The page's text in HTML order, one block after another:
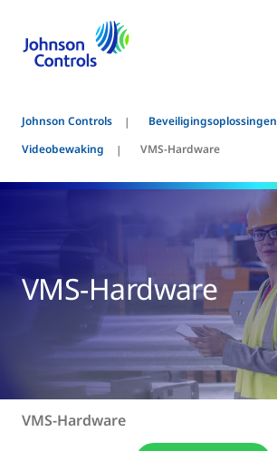
Johnson Controls
Beveiligingsoplossingen
Videobewaking
VMS-Hardware
VMS-Hardware
VMS-Hardware